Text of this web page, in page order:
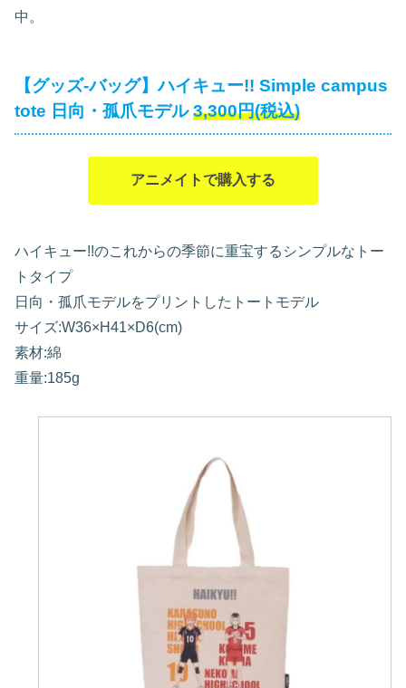
中。
【グッズ-バッグ】ハイキュー!! Simple campus
tote 日向・孤爪モデル 3,300円(税込)
アニメイトで購入する
ハイキュー!!のこれからの季節に重宝するシンプルなトー
トタイプ
日向・孤爪モデルをプリントしたトートモデル
サイズ:W36×H41×D6(cm)
素材:綿
重量:185g